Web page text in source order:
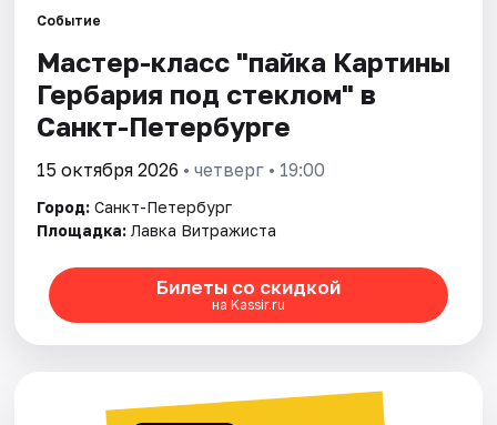
Города
Площадки
Артисты
Рейтинги
Событие
Мастер-класс "пайка Картины
Гербария под стеклом" в
Санкт-Петербурге
15 октября 2026 • четверг • 19:00
Город: Санкт-Петербург
Площадка: Лавка Витражиста
Билеты со скидкой
на Kassir.ru